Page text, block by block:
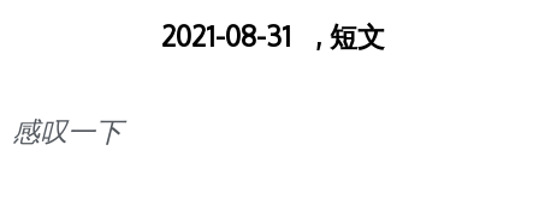
2021-08-31 , 短文
感叹一下